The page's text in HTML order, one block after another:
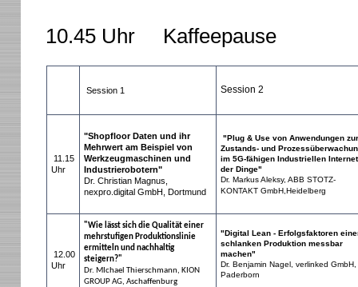
10.45 Uhr Kaffeepause
Session 1 Session 2
11.15
Uhr
"Shopfloor Daten und ihr
Mehrwert am Beispiel von
Werkzeugmaschinen und
Industrierobotern"
Dr. Christian Magnus,
nexpro.digital GmbH, Dortmund
"Plug & Use von Anwendungen zur
Zustands- und
im 5G-fähigen Industriellen Internet
der Dinge"
Dr. Markus Aleksy, ABB STOTZ-
KONTAKT GmbH,Heidelberg
12.00
Uhr
"Wie lässt sich die Qualität einer
mehrstufigen Produktionslinie
ermitteln und nachhaltig
steigern?"
Dr. MIchael Thierschmann, KION
GROUP AG, Aschaffenburg
"Digital Lean - Erfolgsfaktoren
schlanken Produktion messbar
machen"
Dr. Benjamin Nagel, verlinked GmbH,
Paderborn